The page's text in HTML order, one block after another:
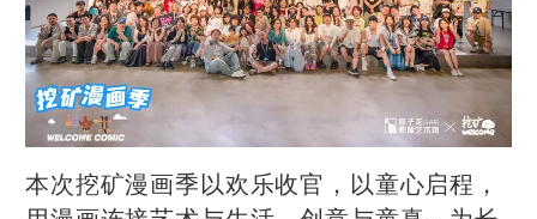
本次挖矿漫画季以欢乐收官，以童心启程，